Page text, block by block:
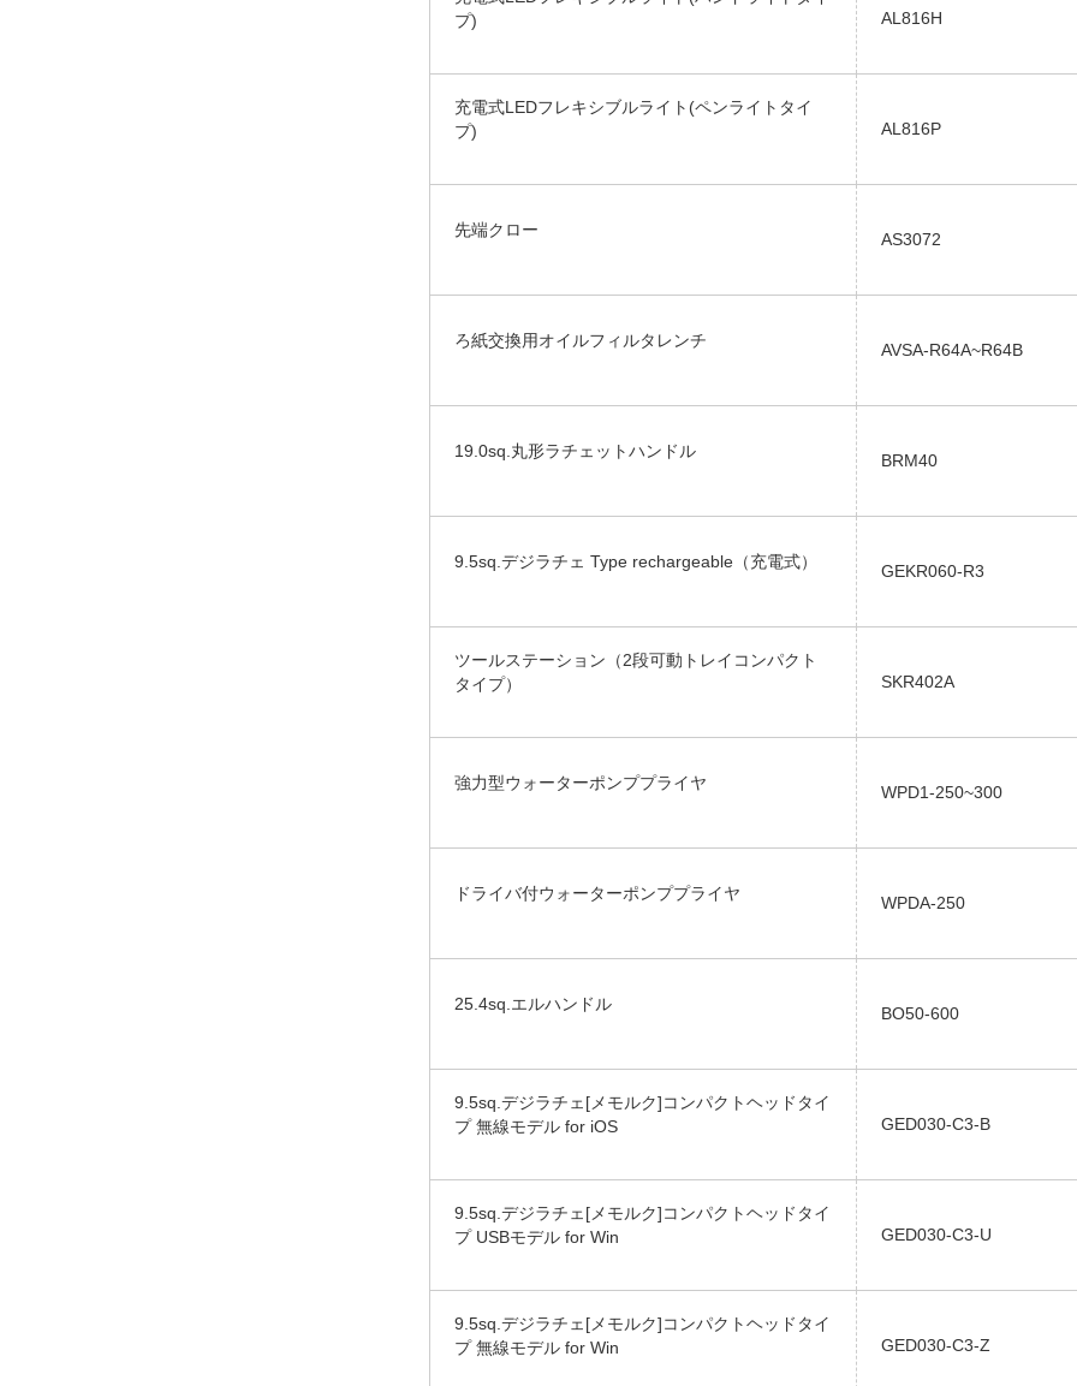
プ)
AL816H
充電式LEDフレキシブルライト(ペンライトタイ
プ)
AL816P
先端クロー AS3072
ろ紙交換用オイルフィルタレンチ AVSA-R64A~R64B
19.0sq.丸形ラチェットハンドル BRM40
9.5sq.デジラチェ Type rechargeable（充電式） GEKR060-R3
ツールステーション（2段可動トレイコンパクト
タイプ）
SKR402A
強力型ウォーターポンププライヤ WPD1-250~300
ドライバ付ウォーターポンププライヤ WPDA-250
25.4sq.エルハンドル BO50-600
9.5sq.デジラチェ[メモルク]コンパクトヘッドタイ
プ 無線モデル for iOS
GED030-C3-B
9.5sq.デジラチェ[メモルク]コンパクトヘッドタイ
プ USBモデル for Win
GED030-C3-U
9.5sq.デジラチェ[メモルク]コンパクトヘッドタイ
プ 無線モデル for Win
GED030-C3-Z